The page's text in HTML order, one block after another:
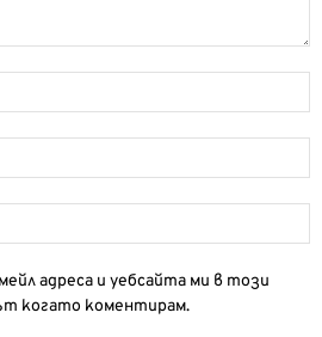
адреса и уебсайта ми в този
когато коментирам.